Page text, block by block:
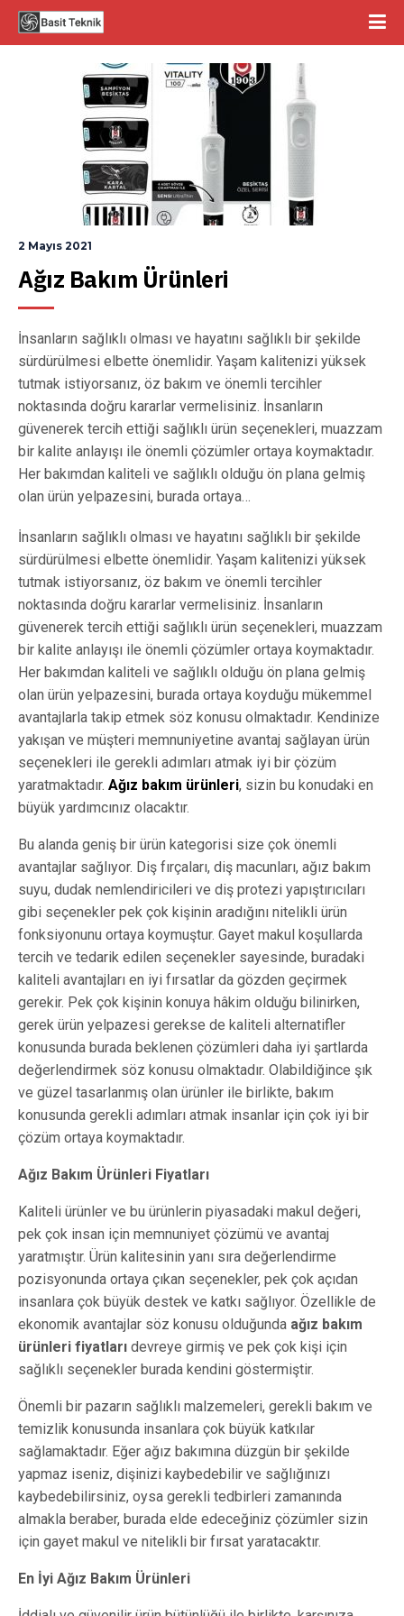
2 Mayıs 2021
Ağız Bakım Ürünleri
İnsanların sağlıklı olması ve hayatını sağlıklı bir şekilde
sürdürülmesi elbette önemlidir. Yaşam kalitenizi yüksek
tutmak istiyorsanız, öz bakım ve önemli tercihler
noktasında doğru kararlar vermelisiniz. İnsanların
güvenerek tercih ettiği sağlıklı ürün seçenekleri, muazzam
bir kalite anlayışı ile önemli çözümler ortaya koymaktadır.
Her bakımdan kaliteli ve sağlıklı olduğu ön plana gelmiş
olan ürün yelpazesini, burada ortaya…
İnsanların sağlıklı olması ve hayatını sağlıklı bir şekilde
sürdürülmesi elbette önemlidir. Yaşam kalitenizi yüksek
tutmak istiyorsanız, öz bakım ve önemli tercihler
noktasında doğru kararlar vermelisiniz. İnsanların
güvenerek tercih ettiği sağlıklı ürün seçenekleri, muazzam
bir kalite anlayışı ile önemli çözümler ortaya koymaktadır.
Her bakımdan kaliteli ve sağlıklı olduğu ön plana gelmiş
olan ürün yelpazesini, burada ortaya koyduğu mükemmel
avantajlarla takip etmek söz konusu olmaktadır. Kendinize
yakışan ve müşteri memnuniyetine avantaj sağlayan ürün
seçenekleri ile gerekli adımları atmak iyi bir çözüm
yaratmaktadır. Ağız bakım ürünleri, sizin bu konudaki en
büyük yardımcınız olacaktır.
Bu alanda geniş bir ürün kategorisi size çok önemli
avantajlar sağlıyor. Diş fırçaları, diş macunları, ağız bakım
suyu, dudak nemlendiricileri ve diş protezi yapıştırıcıları
gibi seçenekler pek çok kişinin aradığını nitelikli ürün
fonksiyonunu ortaya koymuştur. Gayet makul koşullarda
tercih ve tedarik edilen seçenekler sayesinde, buradaki
kaliteli avantajları en iyi fırsatlar da gözden geçirmek
gerekir. Pek çok kişinin konuya hâkim olduğu bilinirken,
gerek ürün yelpazesi gerekse de kaliteli alternatifler
konusunda burada beklenen çözümleri daha iyi şartlarda
değerlendirmek söz konusu olmaktadır. Olabildiğince şık
ve güzel tasarlanmış olan ürünler ile birlikte, bakım
konusunda gerekli adımları atmak insanlar için çok iyi bir
çözüm ortaya koymaktadır.
Ağız Bakım Ürünleri Fiyatları
Kaliteli ürünler ve bu ürünlerin piyasadaki makul değeri,
pek çok insan için memnuniyet çözümü ve avantaj
yaratmıştır. Ürün kalitesinin yanı sıra değerlendirme
pozisyonunda ortaya çıkan seçenekler, pek çok açıdan
insanlara çok büyük destek ve katkı sağlıyor. Özellikle de
ekonomik avantajlar söz konusu olduğunda ağız bakım
ürünleri fiyatları devreye girmiş ve pek çok kişi için
sağlıklı seçenekler burada kendini göstermiştir.
Önemli bir pazarın sağlıklı malzemeleri, gerekli bakım ve
temizlik konusunda insanlara çok büyük katkılar
sağlamaktadır. Eğer ağız bakımına düzgün bir şekilde
yapmaz iseniz, dişinizi kaybedebilir ve sağlığınızı
kaybedebilirsiniz, oysa gerekli tedbirleri zamanında
almakla beraber, burada elde edeceğiniz çözümler sizin
için gayet makul ve nitelikli bir fırsat yaratacaktır.
En İyi Ağız Bakım Ürünleri